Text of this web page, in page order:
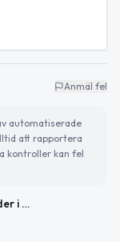
Anmäl fel
automatiserade
att rapportera
kontroller kan fel
Krisvarning för snöoväder i Västernorrlands län – undvik trafik